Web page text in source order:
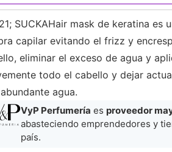
SUCKAHair mask de keratina
capilar evitando el frizz y
eliminar el exceso de agua y
todo el cabello y dejar
agua.
VyP Perfumería es proveedor
abasteciendo emprendedores y
país.